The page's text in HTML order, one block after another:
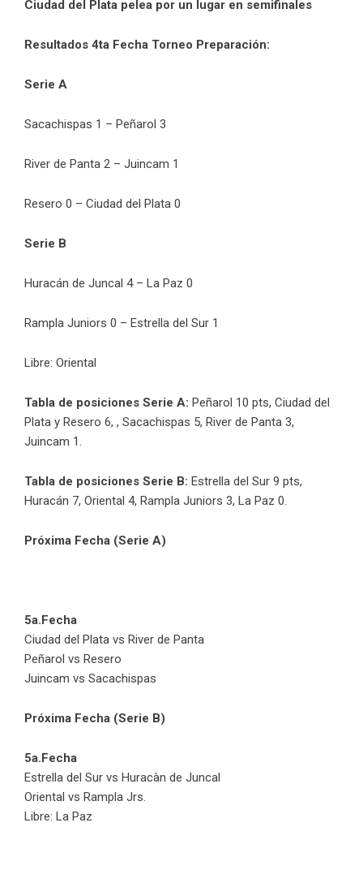
Ciudad del Plata pelea por un lugar en semifinales
Resultados 4ta Fecha Torneo Preparación:
Serie A
Sacachispas 1 – Peñarol 3
River de Panta 2 – Juincam 1
Resero 0 – Ciudad del Plata 0
Serie B
Huracán de Juncal 4 – La Paz 0
Rampla Juniors 0 – Estrella del Sur 1
Libre: Oriental
Tabla de posiciones Serie A: Peñarol 10 pts, Ciudad del
Plata y Resero 6, , Sacachispas 5, River de Panta 3,
Juincam 1.
Tabla de posiciones Serie B: Estrella del Sur 9 pts,
Huracán 7, Oriental 4, Rampla Juniors 3, La Paz 0.
Próxima Fecha (Serie A)
5a.Fecha
Ciudad del Plata vs River de Panta
Peñarol vs Resero
Juincam vs Sacachispas
Próxima Fecha (Serie B)
5a.Fecha
Estrella del Sur vs Huracàn de Juncal
Oriental vs Rampla Jrs.
Libre: La Paz